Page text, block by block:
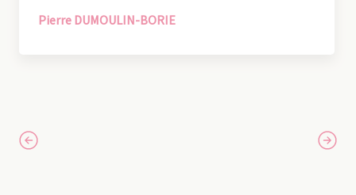
Pierre DUMOULIN-BORIE